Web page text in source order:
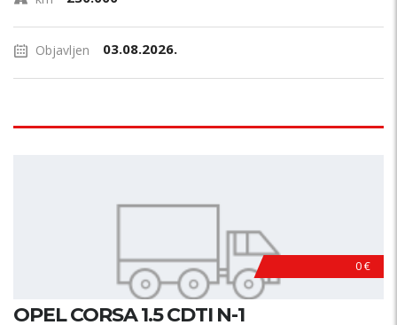
Objavljen 03.08.2026.
0 €
OPEL CORSA 1.5 CDTI N-1